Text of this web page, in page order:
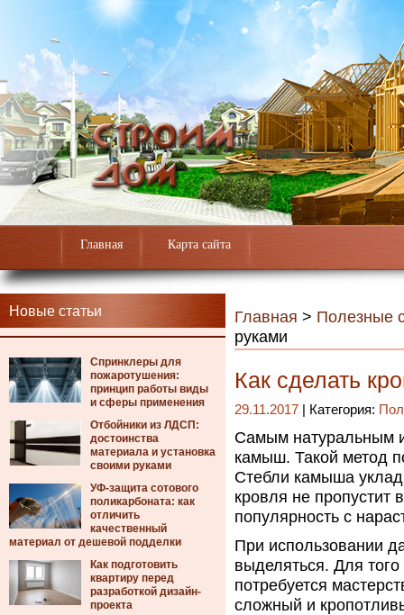
Главная Карта сайта
Новые статьи
Спринклеры для
пожаротушения:
принцип работы виды
и сферы применения
Отбойники из ЛДСП:
достоинства
материала и установка
своими руками
УФ-защита сотового
поликарбоната: как
отличить
качественный
материал от дешевой подделки
Как подготовить
квартиру перед
разработкой дизайн-
проекта
Главная > Полезные
руками
Как сделать
29.11.2017 | Категория:
Самым натуральным
камыш. Такой метод
Стебли камыша
кровля не пропустит
популярность с
При использовании
выделяться. Для
потребуется
сложный и